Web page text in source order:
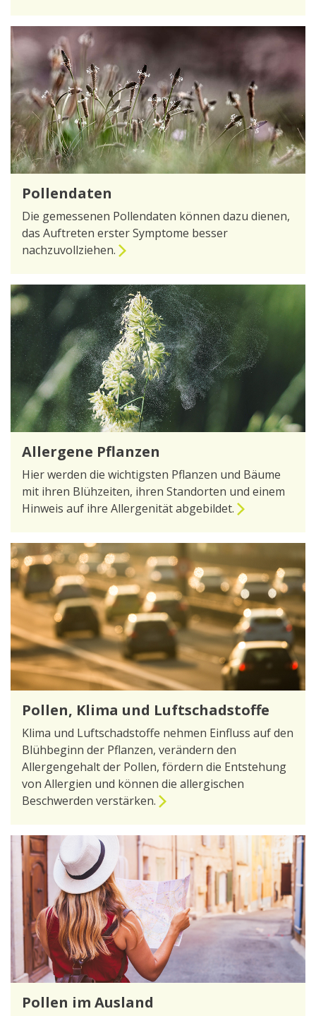
Pollendaten
Die gemessenen Pollendaten können dazu dienen,
das Auftreten erster Symptome besser
nachzuvollziehen.
Allergene Pflanzen
Hier werden die wichtigsten Pflanzen und Bäume
mit ihren Blühzeiten, ihren Standorten und einem
Hinweis auf ihre Allergenität abgebildet.
Pollen, Klima und Luftschadstoffe
Klima und Luftschadstoffe nehmen Einfluss auf den
Blühbeginn der Pflanzen, verändern den
Allergengehalt der Pollen, fördern die Entstehung
von Allergien und können die allergischen
Beschwerden verstärken.
Pollen im Ausland